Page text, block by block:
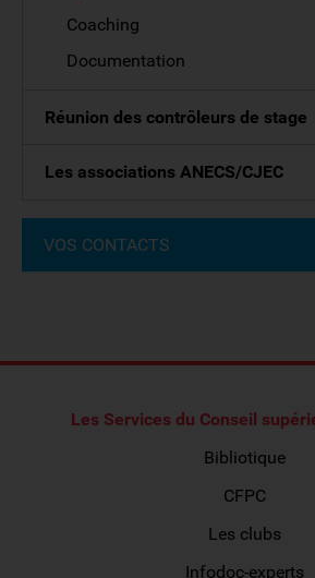
Coaching
Documentation
Réunion des contrôleurs de stage
Les associations ANECS/CJEC
VOS CONTACTS
Les Services du Conseil
Bibliotique
CFPC
Les clubs
Infodoc-experts